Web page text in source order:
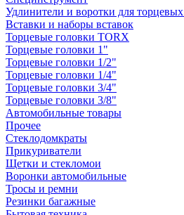
Удлинители и воротки для
Вставки и наборы вставок
Торцевые головки TORX
Торцевые головки 1"
Торцевые головки 1/2"
Торцевые головки 1/4"
Торцевые головки 3/4"
Торцевые головки 3/8"
Автомобильные товары
Прочее
Стеклодомкраты
Прикуриватели
Щетки и стекломои
Воронки автомобильные
Тросы и ремни
Резинки багажные